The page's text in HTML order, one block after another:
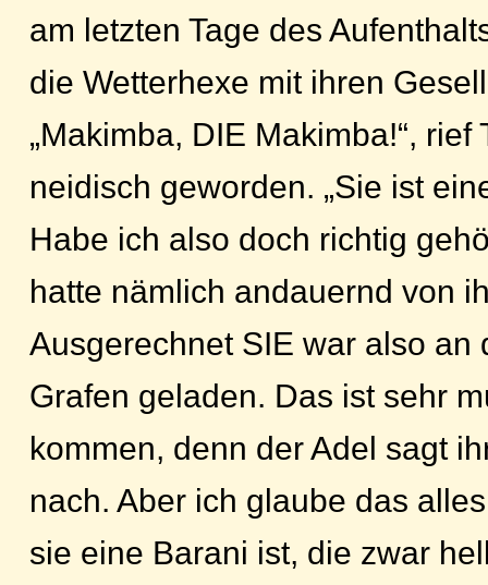
am letzten Tage des
die Wetterhexe mit ihren
„Makimba, DIE Makimba!“,
neidisch geworden. „Sie ist
Habe ich also doch richtig
hatte nämlich andauernd von
Ausgerechnet SIE war also an
Grafen geladen. Das ist sehr
kommen, denn der Adel sagt
nach. Aber ich glaube das
sie eine Barani ist, die zwar